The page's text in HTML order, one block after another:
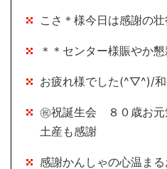
こさ＊様今日は感謝の
＊＊センター様賑やか
お疲れ様でした(^▽^)/
㊗祝誕生会 ８０歳お
土産も感謝
感謝かんしゃの心温ま